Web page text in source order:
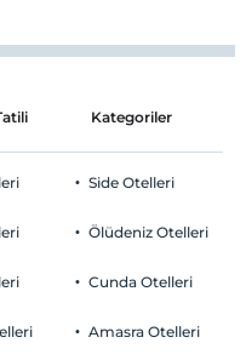
Kategoriler
Side Otelleri
Ölüdeniz Otelleri
Cunda Otelleri
Amasra Otelleri